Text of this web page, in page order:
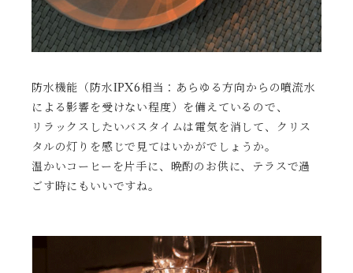
防水機能（防水IPX6相当：あらゆる方向からの噴流水
による影響を受けない程度）を備えているので、
リラックスしたいバスタイムは電気を消して、クリス
タルの灯りを感じで見てはいかがでしょうか。
温かいコーヒーを片手に、晩酌のお供に、テラスで過
ごす時にもいいですね。